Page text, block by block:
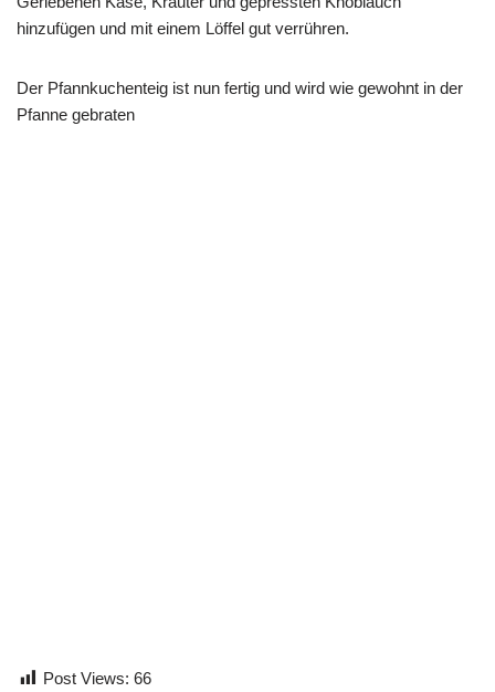
hinzufügen und mit einem Löffel gut verrühren.
Der Pfannkuchenteig ist nun fertig und wird wie gewohnt in der
Pfanne gebraten
Post Views: 66